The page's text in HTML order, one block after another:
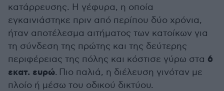
κατάρρευσης. Η γέφυρα, η οποία
εγκαινιάστηκε πριν από περίπου δύο χρόνια,
ήταν αποτέλεσμα αιτήματος των κατοίκων για
τη σύνδεση της πρώτης και της δεύτερης
περιφέρειας της πόλης και κόστισε γύρω στα 6
εκατ. ευρώ. Πιο παλιά, η διέλευση γινόταν με
πλοίο ή μέσω του οδικού δικτύου.